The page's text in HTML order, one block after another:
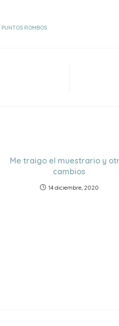
PUNTOS ROMBOS
Me traigo el muestrario y
cambios
14 diciembre, 2020